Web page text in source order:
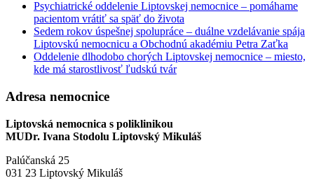
Psychiatrické oddelenie Liptovskej nemocnice – pomáhame
pacientom vrátiť sa späť do života
Sedem rokov úspešnej spolupráce – duálne vzdelávanie spája
Liptovskú nemocnicu a Obchodnú akadémiu Petra Zaťka
Oddelenie dlhodobo chorých Liptovskej nemocnice – miesto,
kde má starostlivosť ľudskú tvár
Adresa nemocnice
Liptovská nemocnica s poliklinikou
MUDr. Ivana Stodolu Liptovský Mikuláš
Palúčanská 25
031 23 Liptovský Mikuláš